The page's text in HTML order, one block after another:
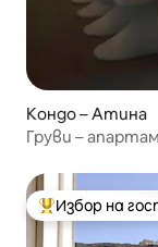
Кондо – Атина
Груви –
Най-популярен
Избор на